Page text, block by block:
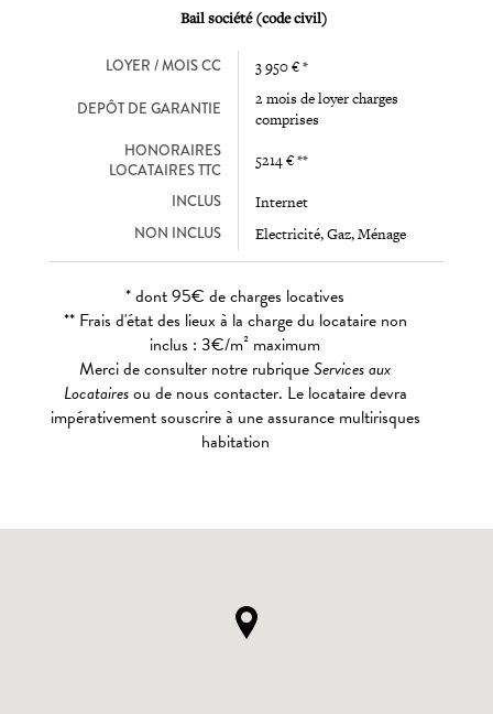
Bail société (code civil)
LOYER / MOIS CC 3 950 € *
DEPÔT DE GARANTIE
2 mois de loyer charges
comprises
HONORAIRES
LOCATAIRES TTC
5214 € **
INCLUS Internet
NON INCLUS Electricité, Gaz, Ménage
* dont 95€ de charges locatives
** Frais d'état des lieux à la charge du locataire non
inclus : 3€/m² maximum
Merci de consulter notre rubriqueServices aux
Locatairesou de nous contacter. Le locataire devra
impérativement souscrire à une assurance multirisques
habitation